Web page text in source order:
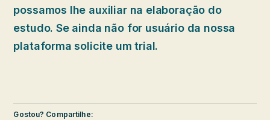
possamos lhe auxiliar na elaboração do
estudo. Se ainda não for usuário da nossa
plataforma solicite um trial.
Gostou? Compartilhe: